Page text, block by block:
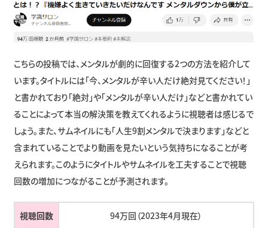
こちらの投稿では、メンタルが劇的に回復する2つの方法を紹介して
います。タイトルには「今、メンタルが辛い人だけ絶対見てください！」
と書かれており「絶対」や「メンタルが辛い人だけ」などと書かれてい
ることによって本当の解決策を教えてくれるように視聴者は感じるで
しょう。また、サムネイルにも「人生9割メンタルで決まります」などと
含まれていることでより動画を見たいという気持ちになることが考
えられます。このようにタイトルやサムネイルを工夫することで視聴
回数の増加につながることが予測されます。
視聴回数 94万回（2023年4月現在）